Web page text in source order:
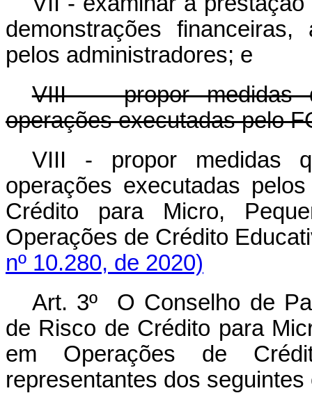
demonstrações
pelos administradores; e
VIII - propor medidas
operações executadas pelo
VIII - propor medidas
operações executadas
Crédito para Micro,
Operações de Crédito
nº 10.280, de 2020)
Art. 3º O Conselho de
de Risco de Crédito para
em Operações de
representantes dos seguintes